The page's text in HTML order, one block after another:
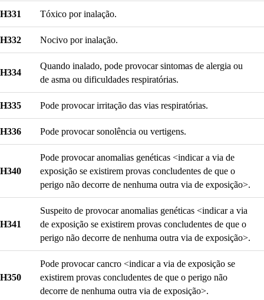
H331 Tóxico por inalação.
H332 Nocivo por inalação.
H334
Quando inalado, pode provocar sintomas de alergia ou
de asma ou dificuldades respiratórias.
H335 Pode provocar irritação das vias respiratórias.
H336 Pode provocar sonolência ou vertigens.
H340
Pode provocar anomalias genéticas <indicar a via de
exposição se existirem provas concludentes de que o
perigo não decorre de nenhuma outra via de exposição>.
H341
Suspeito de provocar anomalias genéticas <indicar a via
de exposição se existirem provas concludentes de que o
perigo não decorre de nenhuma outra via de exposição>.
H350
Pode provocar cancro <indicar a via de exposição se
existirem provas concludentes de que o perigo não
decorre de nenhuma outra via de exposição>.